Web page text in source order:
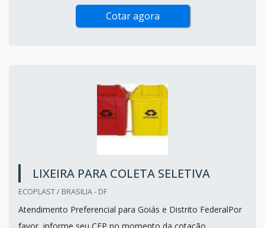
Cotar agora
LIXEIRA PARA COLETA SELETIVA
ECOPLAST / BRASILIA - DF
Atendimento Preferencial para Goiás e Distrito FederalPor
favor, informe seu CEP no momento da cotação